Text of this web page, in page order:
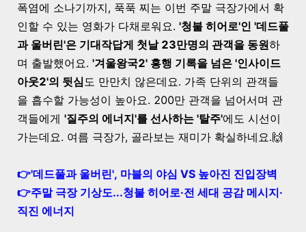
폭염에 소나기까지, 푹푹 찌는 이번 주말 극장가에서 확
인할 수 있는 영화가 다채로워요. '청불 히어로'인 '데드풀
과 울버린'은 기대작답게 첫날 23만명의 관객을 동원하
며 출발했어요. '겨울왕국2' 흥행 기록을 넘은 '인사이드
아웃2'의 뒷심도 만만치 않은데요. 가족 단위의 관객들
을 흡수할 가능성이 높아요. 200만 관객을 넘어서며 관
객들에게 '질주의 에너지'를 선사하는 '탈주'에도 시선이
가는데요. 여름 극장가, 골라보는 재미가 확실하네요.🙌
👉'데드풀과 울버린', 마블의 야심 VS 높아진 진입장벽
👉주말 극장 기상도...청불 히어로·전 세대 공감 메시지·
직진 에너지